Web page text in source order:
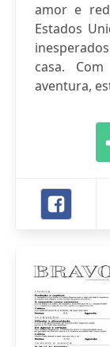
amor e
Estados
casa.
aventura,